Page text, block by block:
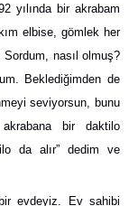
yılında bir akrabam
elbise, gömlek her
nasıl olmuş?
Beklediğimden de
seviyorsun, bunu
bir daktilo
da alır” dedim ve
evdeyiz. Ev sahibi